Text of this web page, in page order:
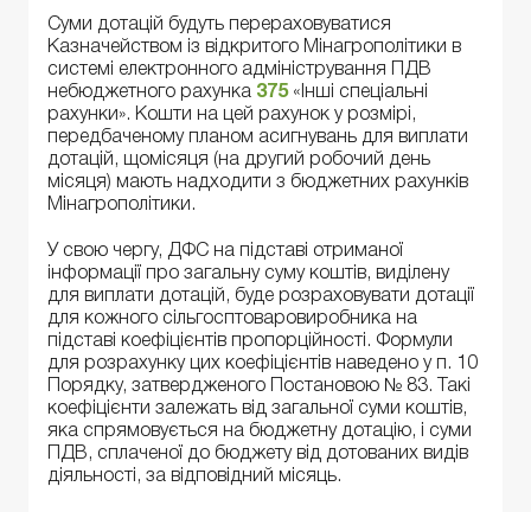
Суми дотацій будуть перераховуватися
Казначейством із відкритого Мінагрополітики в
системі електронного адміністрування ПДВ
небюджетного рахунка 375«Інші спеціальні
рахунки». Кошти на цей рахунок у розмірі,
передбаченому планом асигнувань для виплати
дотацій, щомісяця (на другий робочий день
місяця) мають надходити з бюджетних рахунків
Мінагрополітики.
У свою чергу, ДФС на підставі отриманої
інформації про загальну суму коштів, виділену
для виплати дотацій, буде розраховувати дотації
для кожного сільгосптоваровиробника на
підставі коефіцієнтів пропорційності. Формули
для розрахунку цих коефіцієнтів наведено у п. 10
Порядку, затвердженого Постановою № 83. Такі
коефіцієнти залежать від загальної суми коштів,
яка спрямовується на бюджетну дотацію, і суми
ПДВ, сплаченої до бюджету від дотованих видів
діяльності, за відповідний місяць.